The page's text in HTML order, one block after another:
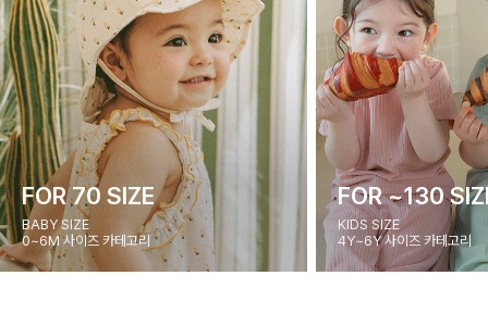
FOR 70 SIZE
BABY SIZE
0~6M 사이즈 카테고리
FOR ~130
KIDS SIZE
4Y~6Y 사이즈 카테고리